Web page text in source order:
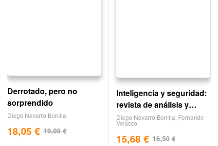
Derrotado, pero no
sorprendido
Diego Navarro Bonilla
19,00€
18,05 €
Inteligencia y seguridad:
revista de análisis y
prospectiva. nº 2
Diego Navarro Bonilla Fernando
Velasco
16,50€
15,68 €